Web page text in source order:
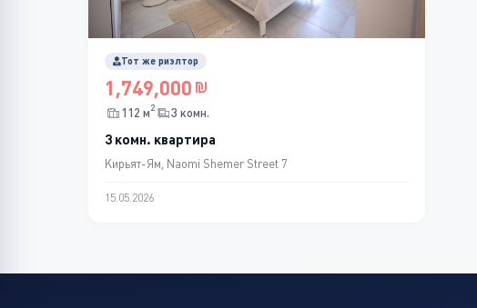
Тот же риэлтор
1,749,000
112 м2 3 комн.
3 комн. квартира
Кирьят-Ям, Naomi Shemer Street 7
15.05.2026